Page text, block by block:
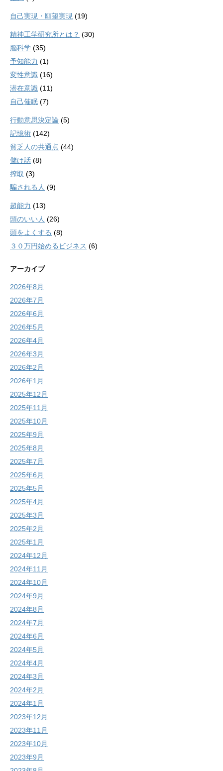
自己実現・願望実現 (19)
精神工学研究所とは？ (30)
脳科学 (35)
予知能力 (1)
変性意識 (16)
潜在意識 (11)
自己催眠 (7)
行動意思決定論 (5)
記憶術 (142)
貧乏人の共通点 (44)
儲け話 (8)
搾取 (3)
騙される人 (9)
超能力 (13)
頭のいい人 (26)
頭をよくする (8)
３０万円始めるビジネス (6)
アーカイブ
2026年8月
2026年7月
2026年6月
2026年5月
2026年4月
2026年3月
2026年2月
2026年1月
2025年12月
2025年11月
2025年10月
2025年9月
2025年8月
2025年7月
2025年6月
2025年5月
2025年4月
2025年3月
2025年2月
2025年1月
2024年12月
2024年11月
2024年10月
2024年9月
2024年8月
2024年7月
2024年6月
2024年5月
2024年4月
2024年3月
2024年2月
2024年1月
2023年12月
2023年11月
2023年10月
2023年9月